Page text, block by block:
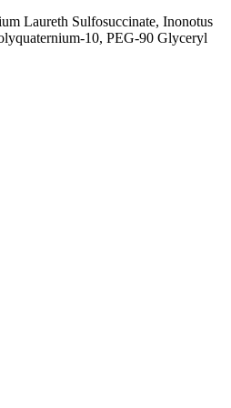
Laureth Sulfosuccinate, Inonotus
10, PEG-90 Glyceryl